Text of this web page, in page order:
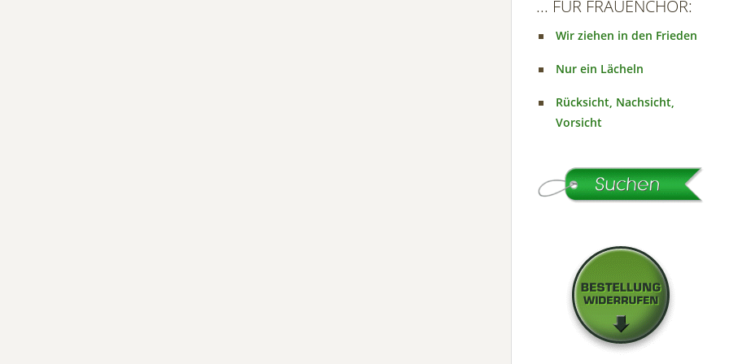
... FÜR FRAUENCHOR:
Wir ziehen in den Frieden
Nur ein Lächeln
Rücksicht, Nachsicht,
Vorsicht